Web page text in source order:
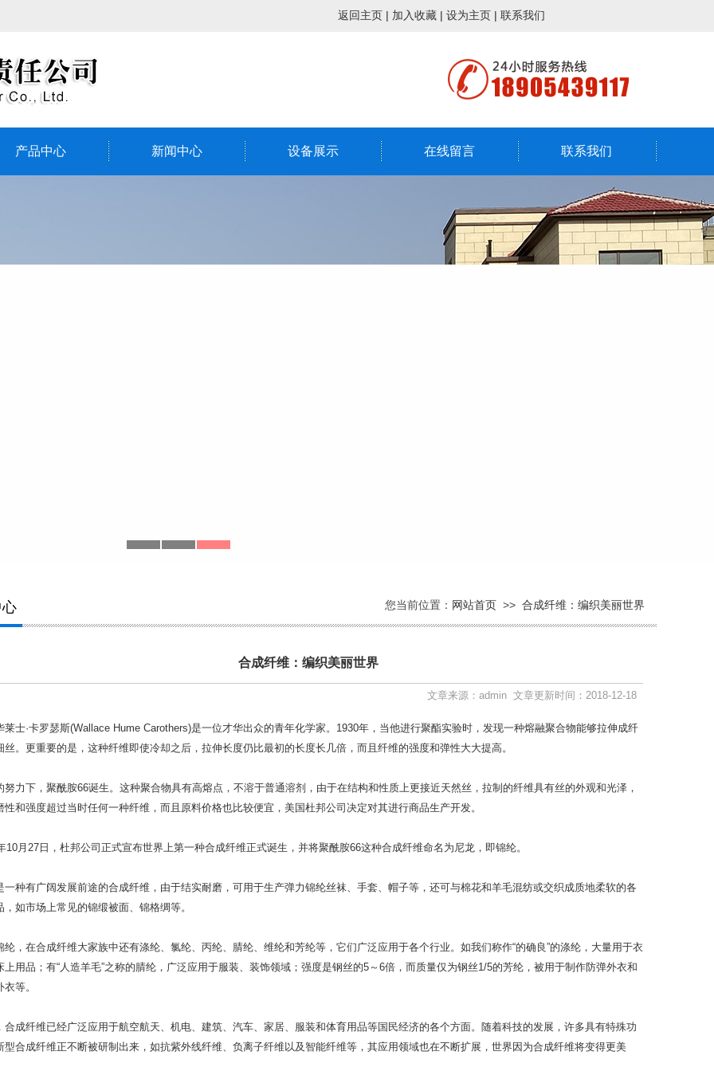
返回主页 | 加入收藏 | 设为主页 | 联系我们
产品中心 新闻中心 设备展示 在线留言 联系我们
您当前位置： 网站首页 >> 合成纤维：编织美丽世界
合成纤维：编织美丽世界
文章来源：admin 文章更新时间：2018-12-18
莱士·卡罗瑟斯(Wallace Hume Carothers)是一位才华出众的青年化学家。1930年，当他进行聚酯实验时，发现一种熔融聚合物能够拉伸成纤
丝。更重要的是，这种纤维即使冷却之后，拉伸长度仍比最初的长度长几倍，而且纤维的强度和弹性大大提高。
努力下，聚酰胺66诞生。这种聚合物具有高熔点，不溶于普通溶剂，由于在结构和性质上更接近天然丝，拉制的纤维具有丝的外观和光泽，
性和强度超过当时任何一种纤维，而且原料价格也比较便宜，美国杜邦公司决定对其进行商品生产开发。
10月27日，杜邦公司正式宣布世界上第一种合成纤维正式诞生，并将聚酰胺66这种合成纤维命名为尼龙，即锦纶。
一种有广阔发展前途的合成纤维，由于结实耐磨，可用于生产弹力锦纶丝袜、手套、帽子等，还可与棉花和羊毛混纺或交织成质地柔软的各
，如市场上常见的锦缎被面、锦格绸等。
纶，在合成纤维大家族中还有涤纶、氯纶、丙纶、腈纶、维纶和芳纶等，它们广泛应用于各个行业。如我们称作“的确良”的涤纶，大量用于衣
上用品；有“人造羊毛”之称的腈纶，广泛应用于服装、装饰领域；强度是钢丝的5～6倍，而质量仅为钢丝1/5的芳纶，被用于制作防弹外衣和
等。
合成纤维已经广泛应用于航空航天、机电、建筑、汽车、家居、服装和体育用品等国民经济的各个方面。随着科技的发展，许多具有特殊功
型合成纤维正不断被研制出来，如抗紫外线纤维、负离子纤维以及智能纤维等，其应用领域也在不断扩展，世界因为合成纤维将变得更美